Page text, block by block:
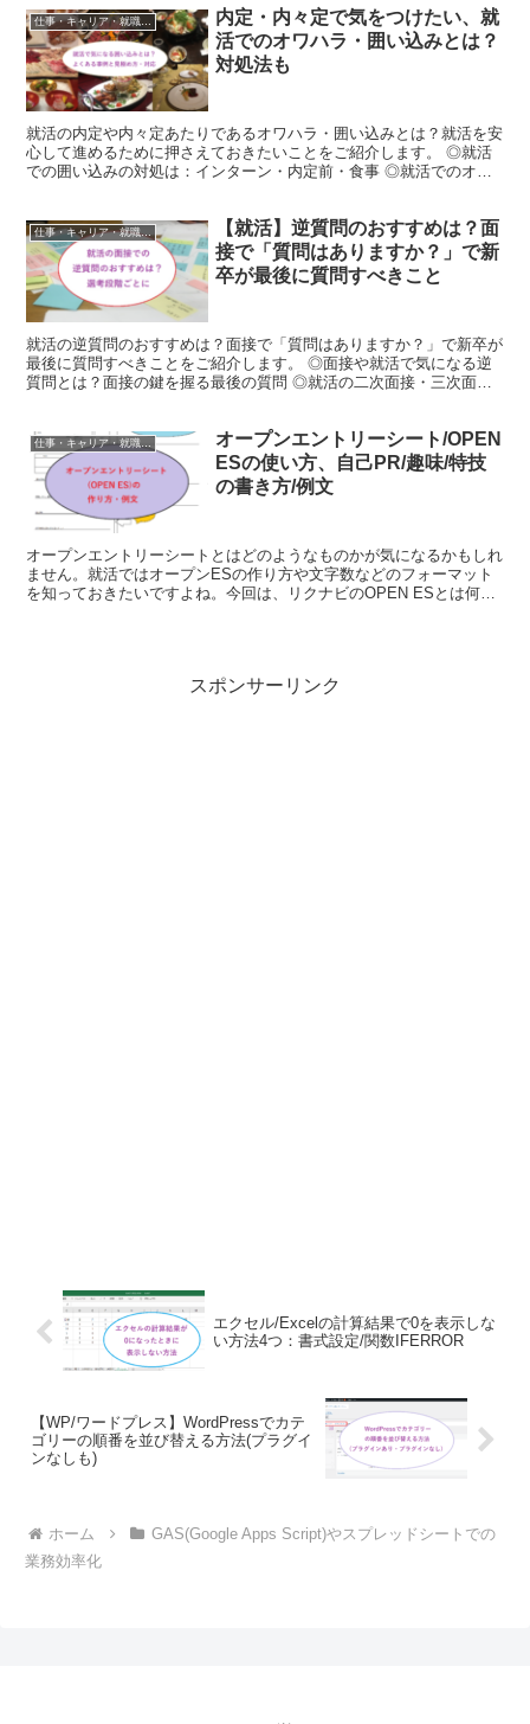
仕事・キャリア・就職活動
内定・内々定で気をつけたい、就
活でのオワハラ・囲い込みとは？
対処法も
就活の内定や内々定あたりであるオワハラ・囲い込みとは？就活を安
心して進めるために押さえておきたいことをご紹介します。 ◎就活
での囲い込みの対処は：インターン・内定前・食事 ◎就活でのオワ
仕事・キャリア・就職活動
【就活】逆質問のおすすめは？面
接で「質問はありますか？」で新
卒が最後に質問すべきこと
就活の逆質問のおすすめは？面接で「質問はありますか？」で新卒が
最後に質問すべきことをご紹介します。 ◎面接や就活で気になる逆
質問とは？面接の鍵を握る最後の質問 ◎就活の二次面接・三次面接
仕事・キャリア・就職活動
オープンエントリーシート/OPEN
ESの使い方、自己PR/趣味/特技
の書き方/例文
オープンエントリーシートとはどのようなものかが気になるかもしれ
ません。就活ではオープンESの作り方や文字数などのフォーマット
を知っておきたいですよね。今回は、リクナビのOPEN ESとは何か
スポンサーリンク
エクセル/Excelの計算結果で0を表示しな
い方法4つ：書式設定/関数IFERROR
【WP/ワードプレス】WordPressでカテ
ゴリーの順番を並び替える方法(プラグイ
ンなしも)
ホーム
GAS(Google Apps Script)やスプレッドシートでの
業務効率化